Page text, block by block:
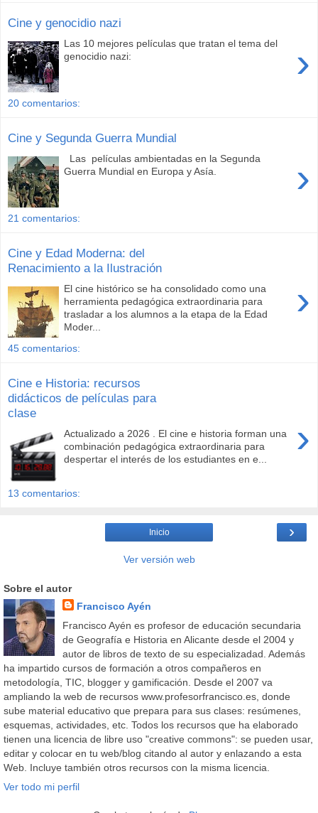
Cine y genocidio nazi
›
Las 10 mejores películas que tratan el tema del
genocidio nazi:
20 comentarios:
Cine y Segunda Guerra Mundial
›
Las películas ambientadas en la Segunda
Guerra Mundial en Europa y Asía.
21 comentarios:
Cine y Edad Moderna: del
Renacimiento a la Ilustración
›
El cine histórico se ha consolidado como una
herramienta pedagógica extraordinaria para
trasladar a los alumnos a la etapa de la Edad
Moder...
45 comentarios:
Cine e Historia: recursos
didácticos de películas para
clase
›
Actualizado a 2026 . El cine e historia forman una
combinación pedagógica extraordinaria para
despertar el interés de los estudiantes en e...
13 comentarios:
›
Inicio
Ver versión web
Sobre el autor
Francisco Ayén
Francisco Ayén es profesor de educación secundaria
de Geografía e Historia en Alicante desde el 2004 y
autor de libros de texto de su especializadad. Además
ha impartido cursos de formación a otros compañeros en
metodología, TIC, blogger y gamificación. Desde el 2007 va
ampliando la web de recursos www.profesorfrancisco.es, donde
sube material educativo que prepara para sus clases: resúmenes,
esquemas, actividades, etc. Todos los recursos que ha elaborado
tienen una licencia de libre uso "creative commons": se pueden usar,
editar y colocar en tu web/blog citando al autor y enlazando a esta
Web. Incluye también otros recursos con la misma licencia.
Ver todo mi perfil